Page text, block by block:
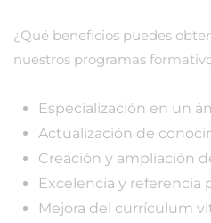
¿Qué beneficios puedes
nuestros programas
Especialización en un
Actualización de
Creación y ampliación
Excelencia y referencia
Mejora del currículum